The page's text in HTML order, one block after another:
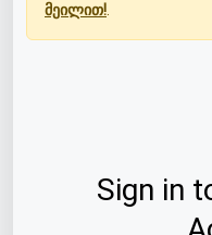
მეილით!